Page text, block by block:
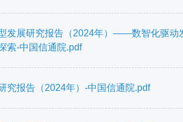
发展研究报告（2024年）——数智化驱动
索-中国信通院.pdf
究报告（2024年）-中国信通院.pdf